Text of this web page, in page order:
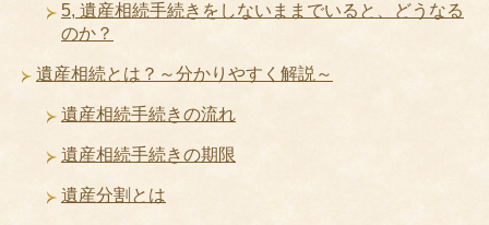
5, 遺産相続手続きをしないままでいると、どうなる
のか？
遺産相続とは？～分かりやすく解説～
遺産相続手続きの流れ
遺産相続手続きの期限
遺産分割とは